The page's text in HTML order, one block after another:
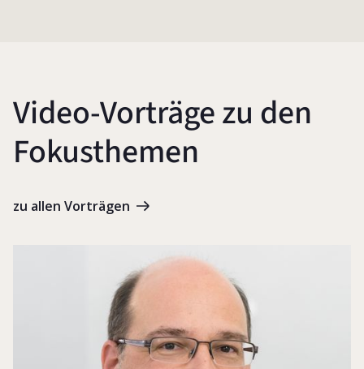
Video-Vorträge zu den
Fokusthemen
zu allen Vorträgen